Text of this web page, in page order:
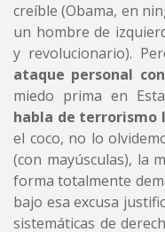
creíble (Obama, en
un hombre de
y revolucionario).
ataque personal
miedo prima en
habla de terrorismo
el coco, no lo
(con mayúsculas), la
forma totalmente
bajo esa excusa
sistemáticas de